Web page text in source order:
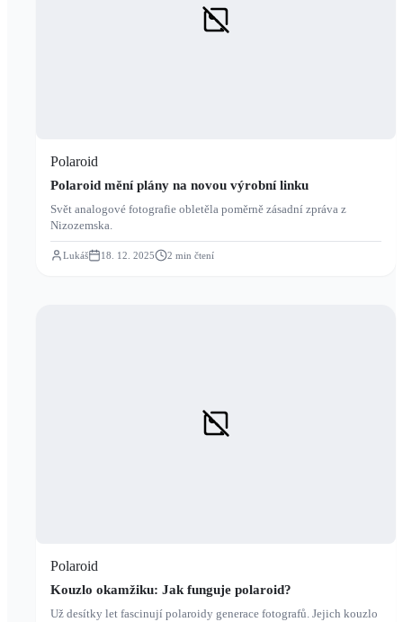
Polaroid
Polaroid mění plány na novou výrobní linku
Svět analogové fotografie obletěla poměrně zásadní zpráva z
Nizozemska.
Lukáš 18. 12. 2025 2 min čtení
Polaroid
Kouzlo okamžiku: Jak funguje polaroid?
Už desítky let fascinují polaroidy generace fotografů. Jejich kouzlo